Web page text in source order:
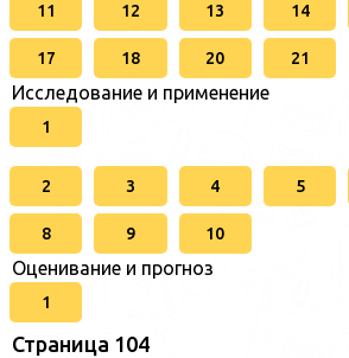
11 12 13 14
17 18 20 21
Исследование и применение
1
2 3 4 5
8 9 10
Оценивание и прогноз
1
Страница 104